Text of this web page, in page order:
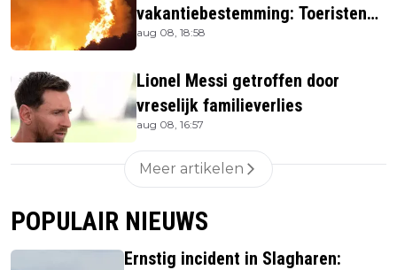
vakantiebestemming: Toeristen
uit verblijven gehaald
aug 08, 18:58
Lionel Messi getroffen door
vreselijk familieverlies
aug 08, 16:57
Meer artikelen
POPULAIR NIEUWS
Ernstig incident in Slagharen: